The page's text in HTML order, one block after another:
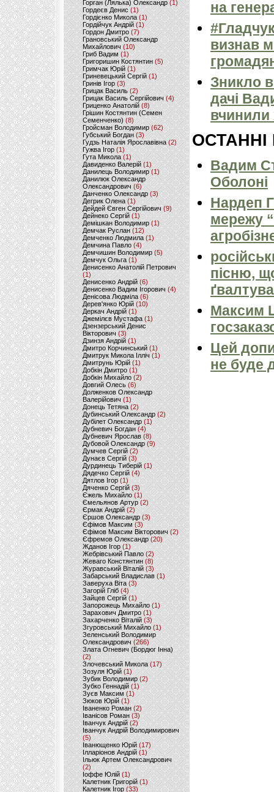
Горган (Лялька) Олександр(1)
Гордеєв Денис (1)
Гордієнко Микола (1)
Гордійчук Андрій (1)
Гордон Дмитро (7)
Грановський Олександр
Михайлович (10)
Гриб Вадим (1)
Григоришин Костянтин (5)
Гримчак Юрій(1)
Гриневецький Сергій(1)
Гринів Ігор (3)
Грицак Василь (2)
Грицак Василь Сергійович (4)
Гриценко Анатолій (8)
Грішин Костянтин (Семен
Семенченко)(8)
Гройсман Володимир(62)
Губський Богдан (3)
Гудзь Наталія Ярославівна(2)
Гужва Ігор (1)
Гута Микола (1)
Давиденко Валерій (1)
Данилець Володимир(1)
Данилюк Олександр
Олександрович (6)
Данченко Олександр (3)
Дегрик Олена(1)
Дейдей Євген Сергійович(9)
Дейнеко Сергій (1)
Демішкан Володимир(1)
Демчак Руслан (12)
Демченко Людмила (1)
Демчина Павло (4)
Демчишин Володимир (5)
Демчук Ольга(1)
Денисенко Анатолій Петрович
(1)
Денисенко Андрій (6)
Денисенко Вадим Ігорович (4)
Денісова Людміла(6)
Дерев'янко Юрій(10)
Деркач Андрій(1)
Джемілєв Мустафа (1)
Дзензерський Денис
Вікторович (3)
Дзинзя Андрій (1)
Дмитро Корчинський (1)
Дмитрук Микола Ілліч (1)
Дмитрунь Юрій (1)
Добкін Дмитро(1)
Добкін Михайло (2)
Довгий Олесь (6)
Долженков Олександр
Валерійович (1)
Донець Тетяна (2)
Дубинський Олександр(2)
Дубілет Олександр (1)
Дубневич Богдан (4)
Дубневич Ярослав (8)
Дубовой Олександр(9)
Думчев Сергій (2)
Дунаєв Сергій(3)
Дурдинець Тиберій (1)
Дядечко Сергій (4)
Дятлов Ігор (1)
Дяченко Сергій (3)
Єжель Михайло (1)
Ємельянов Артур (2)
Єрмак Андрій (2)
Єршов Олександр (3)
Єфімов Максим (3)
Єфімов Максим Вікторович (2)
Єфремов Олександр (20)
Жданов Ігор (1)
Жебрівський Павло (2)
Жеваго Констянтин (8)
Журавський Віталій (3)
Забарський Владислав (1)
Заверуха Віта (3)
Загорій Гліб (4)
Зайцев Сергій(1)
Запорожець Михайло (1)
Зарахович Дмитро (1)
Захарченко Віталій (3)
Згуровський Михайло (1)
Зеленський Володимир
Олександрович (266)
Злата Огневич (Бордюг Інна)
(2)
Злочевський Микола(17)
Зозуля Юрій (1)
Зубик Володимир (2)
Зубко Геннадій (1)
Зуєв Максим(1)
Зюков Юрій (1)
Іваненко Роман (2)
Іванісов Роман (3)
Іванчук Андрій(2)
Іванчук Андрій Володимирович
(5)
Іванющенко Юрій (17)
Ілларіонов Андрій (1)
Ільюк Артем Олександрович
(2)
Іоффе Юлій (1)
Калетник Григорій(1)
Калетник Ігор (33)
на
визнав
Зникло
дачі
вчинили
ОСТАННІ
Вадим
Оболоні
Нардеп
мережу
пісню,
Максим
Цей
не буде